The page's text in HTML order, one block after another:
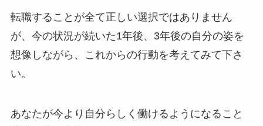
転職することが全て正しい選択ではありません
が、今の状況が続いた1年後、3年後の自分の姿を
想像しながら、これからの行動を考えてみて下さ
い。
あなたが今より自分らしく働けるようになること